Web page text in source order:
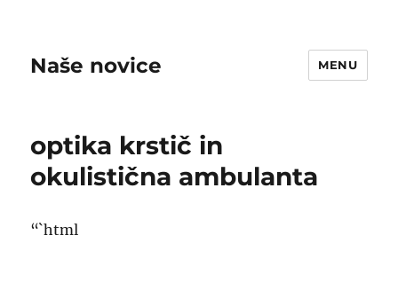
Naše novice MENU
optika krstič in
okulistična ambulanta
“`html